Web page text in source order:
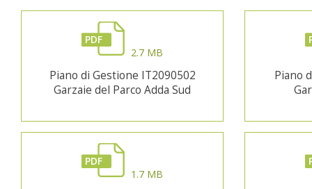
PDF
2.7 MB
Piano di Gestione IT2090502
Garzaie del Parco Adda Sud
Piano
PDF
1.7 MB